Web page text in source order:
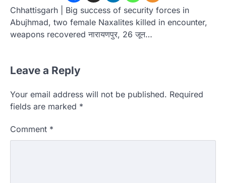
Chhattisgarh | Big success of security forces in
Abujhmad, two female Naxalites killed in encounter,
weapons recovered नारायणपुर, 26 जून…
Leave a Reply
Your email address will not be published. Required
fields are marked *
Comment *